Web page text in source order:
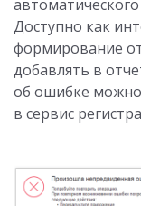
Доступно как
формирование
добавлять в
об ошибке можно
в сервис